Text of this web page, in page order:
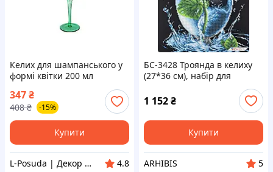
Келих для шампанського у
формі квітки 200 мл
347₴
408 ₴ -15%
Купити
L-Posuda | Декор та посуда для вашего дома
4.8
БС-3428 Троянда в келиху
(27*36 см), набір для
вишивки бісером картини
1 152₴
Купити
ARHIBIS
5